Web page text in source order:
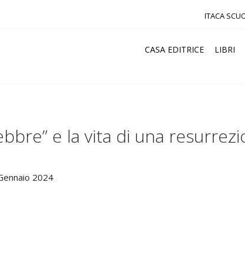
ITACA
CASA EDITRICE LIBRI
e la vita di una
2024